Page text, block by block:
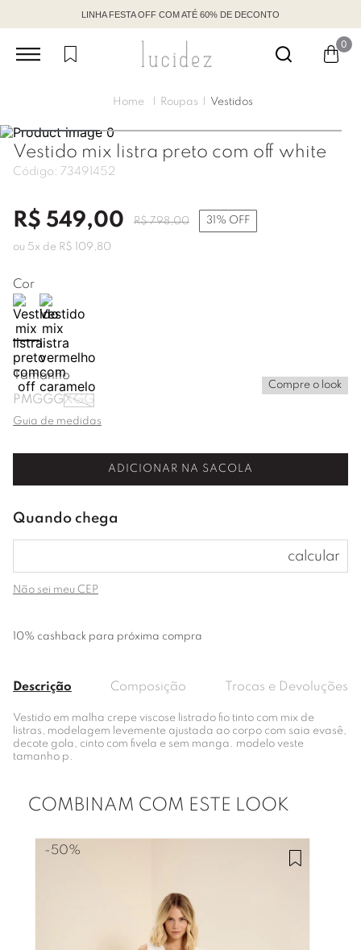
60% DE DECONTO BENEFÍCIOS EXCLUSIVOS
0
Roupas Vestidos
Vestido mix listra preto com off white
Código: 73491452
R$ 549,00 R$ 798,00 31% OFF
ou 5x de R$ 109 ,80
Cor
Tamanho
PMGGGXGG
Compre o look
Guia de medidas
ADICIONAR NA SACOLA
Não sei meu CEP
10% cashback para próxima compra
Descrição Composição Trocas e Devoluções
Vestido em malha crepe viscose listrado fio tinto com mix de
listras, modelagem levemente ajustada ao corpo com saia evasê,
decote gola, cinto com fivela e sem manga. modelo veste
tamanho p.
COMBINAM COM ESTE LOOK
-50%